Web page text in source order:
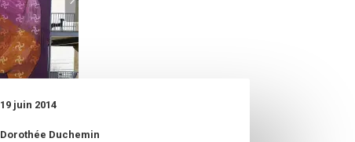
19 juin 2014
Dorothée Duchemin